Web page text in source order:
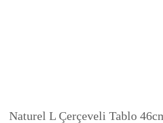
Naturel L Çerçeveli Tablo